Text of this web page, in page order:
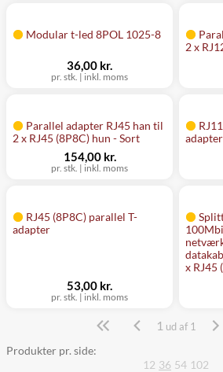
Modular t-led 8POL 1025-8
pr. stk. | inkl. moms
36,00 kr.
2 x
Parallel adapter RJ45 han til
2 x RJ45 (8P8C) hun - Sort
pr. stk. | inkl. moms
154,00 kr.
adapter
RJ45 (8P8C) parallel T-
adapter
pr. stk. | inkl. moms
53,00 kr.
x RJ45
Side
1 ud af 1
Produkter pr. side:
12 36 54 102